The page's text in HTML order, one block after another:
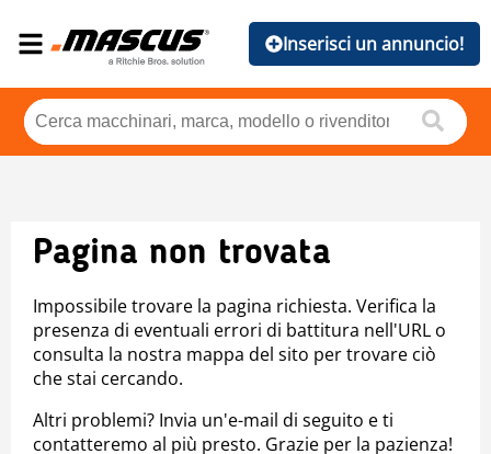
Inserisci un annuncio!
Pagina non trovata
Impossibile trovare la pagina richiesta. Verifica la
presenza di eventuali errori di battitura nell'URL o
consulta la nostra mappa del sito per trovare ciò
che stai cercando.
Altri problemi? Invia un'e-mail di seguito e ti
contatteremo al più presto. Grazie per la pazienza!